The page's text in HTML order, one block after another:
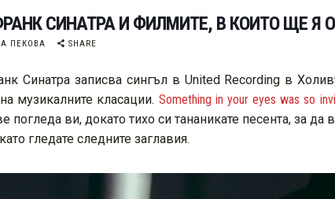
ФРАНК СИНАТРА И ФИЛМИТЕ, В КОИТО ЩЕ Я
ПЕКОВА SHARE
Синатра записва сингъл в United Recording в
музикалните класации. Something in your eyes was so
ви, докато тихо си тананикате песента, за
гледате следните заглавия.